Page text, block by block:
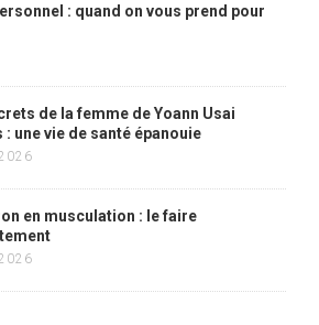
: quand on vous prend pour
de la femme de Yoann Usai
: une vie de santé épanouie
en musculation : le faire